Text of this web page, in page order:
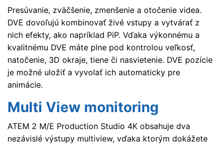
Presúvanie, zväčšenie, zmenšenie a otočenie videa.
DVE dovoľujú kombinovať živé vstupy a vytvárať z
nich efekty, ako napríklad PiP. Vďaka výkonnému a
kvalitnému DVE máte plne pod kontrolou veľkosť,
natočenie, 3D okraje, tiene či nasvietenie. DVE pozície
je možné uložiť a vyvolať ich automaticky pre
animácie.
Multi View monitoring
ATEM 2 M/E Production Studio 4K obsahuje dva
nezávislé výstupy multiview, vďaka ktorým dokážete